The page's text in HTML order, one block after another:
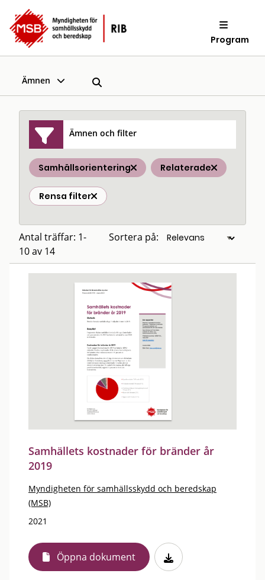
Program
Ämnen
Ämnen och filter
Samhällsorientering Relaterade
Rensa filter
Antal träffar: 1-
10 av 14
Sortera på:
Samhällets kostnader för bränder år
2019
Myndigheten för samhällsskydd och beredskap
(MSB)
2021
Öppna dokument